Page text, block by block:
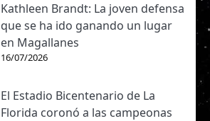
Kathleen Brandt: La joven defensa
que se ha ido ganando un lugar
en Magallanes
16/07/2026
El Estadio Bicentenario de La
Florida coronó a las campeonas